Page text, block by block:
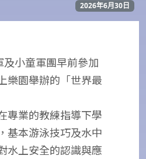
2026年6月30日
小童軍團早前參加
樂園舉辦的「世界最
專業的教練指導下學
基本游泳技巧及水中
水上安全的認識與應